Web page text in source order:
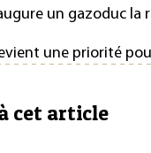
un gazoduc la
une priorité
cet article